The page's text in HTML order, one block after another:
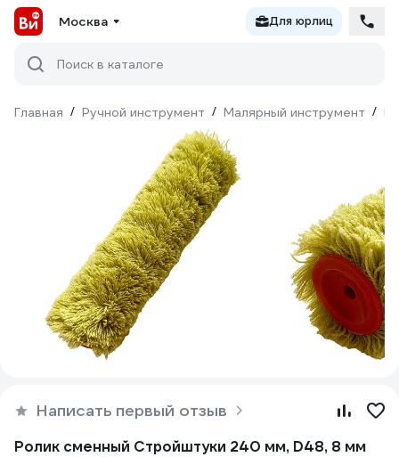
Москва Для юрлиц
Поиск в каталоге
Главная / Ручной инструмент / Малярный инструмент /
Написать первый отзыв
Ролик сменный Стройштуки 240 мм, D48, 8 мм